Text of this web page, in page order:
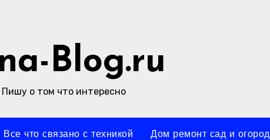
Blog.ru
Пишу о том что интересно
Все что связано с техникой Дом ремонт сад и огород